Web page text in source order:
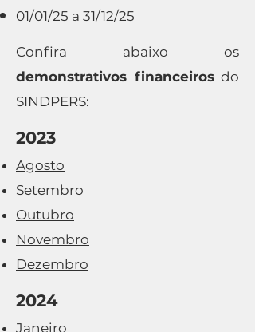
01/01/25 a 31/12/25
Confira abaixo os
demonstrativos financeirosdo
SINDPERS:
2023
Agosto
Setembro
Outubro
Novembro
Dezembro
2024
Janeiro